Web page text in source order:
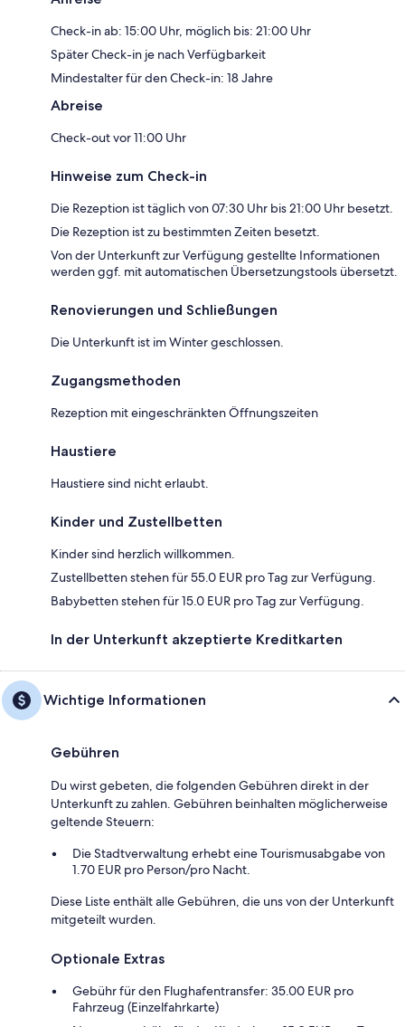
Check-in ab: 15:00 Uhr, möglich bis: 21:00 Uhr
Später Check-in je nach Verfügbarkeit
Mindestalter für den Check-in: 18 Jahre
Abreise
Check-out vor 11:00 Uhr
Hinweise zum Check-in
Die Rezeption ist täglich von 07:30 Uhr bis 21:00 Uhr besetzt.
Die Rezeption ist zu bestimmten Zeiten besetzt.
Von der Unterkunft zur Verfügung gestellte Informationen
werden ggf. mit automatischen Übersetzungstools übersetzt.
Renovierungen und Schließungen
Die Unterkunft ist im Winter geschlossen.
Zugangsmethoden
Rezeption mit eingeschränkten Öffnungszeiten
Haustiere
Haustiere sind nicht erlaubt.
Kinder und Zustellbetten
Kinder sind herzlich willkommen.
Zustellbetten stehen für 55.0 EUR pro Tag zur Verfügung.
Babybetten stehen für 15.0 EUR pro Tag zur Verfügung.
In der Unterkunft akzeptierte Kreditkarten
Wichtige Informationen
Gebühren
Du wirst gebeten, die folgenden Gebühren direkt in der
Unterkunft zu zahlen. Gebühren beinhalten möglicherweise
geltende Steuern:
Die Stadtverwaltung erhebt eine Tourismusabgabe von
1.70 EUR pro Person/pro Nacht.
Diese Liste enthält alle Gebühren, die uns von der Unterkunft
mitgeteilt wurden.
Optionale Extras
Gebühr für den Flughafentransfer: 35.00 EUR pro
Fahrzeug (Einzelfahrkarte)